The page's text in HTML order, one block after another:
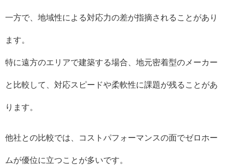
一方で、地域性による対応力の差が指摘されることがあり
ます。
特に遠方のエリアで建築する場合、地元密着型のメーカー
と比較して、対応スピードや柔軟性に課題が残ることがあ
ります。
他社との比較では、コストパフォーマンスの面でゼロホー
ムが優位に立つことが多いです。